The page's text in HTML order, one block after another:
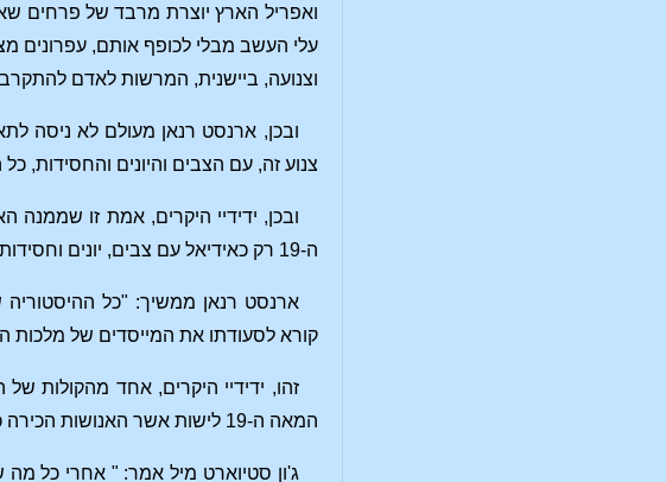
ואפריל הארץ יוצרת מרבד של פרחים
עלי העשב מבלי לכופף אותם, עפרונים
וצנועה, ביישנית, המרשות לאדם
ובכן, ארנסט רנאן מעולם לא ניסה
צנוע זה, עם הצבים והיונים והחסידות,
ובכן, ידידיי היקרים, אמת זו
ה-19 רק כאידיאל עם צבים, יונים וחסידות.
קורא לסעודתו את המייסדים של מלכות
המאה ה-19 לישות אשר האנושות הכירה כמושיע העולם במשך מאות שנים, ובמשך אלפי שנים להכרה הנבואית של האדם.
ג'ון סטיוארט מיל אמר: " אחרי כל מה